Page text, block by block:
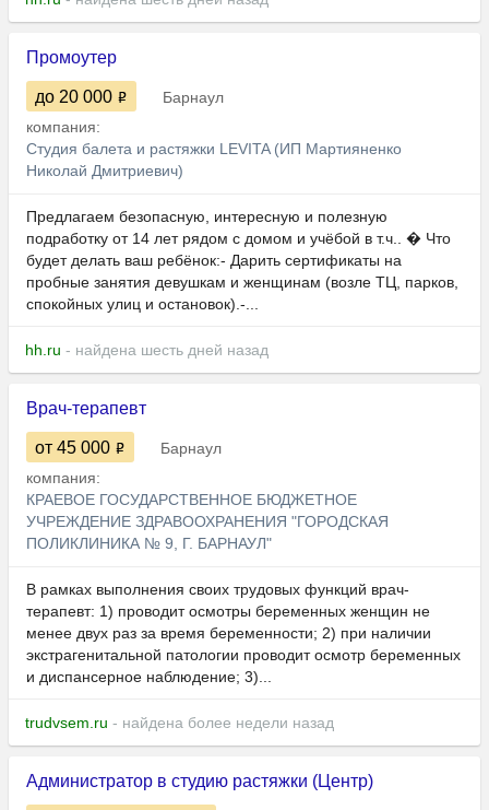
Промоутер
до 20 000
Барнаул
компания:
Студия балета и растяжки LEVITA (ИП Мартияненко
Николай Дмитриевич)
Предлагаем безопасную, интересную и полезную
подработку от 14 лет рядом с домом и учёбой в т.ч.. � Что
будет делать ваш ребёнок:- Дарить сертификаты на
пробные занятия девушкам и женщинам (возле ТЦ, парков,
спокойных улиц и остановок).-...
hh.ru - найдена шесть дней назад
Врач-терапевт
от 45 000
Барнаул
компания:
КРАЕВОЕ ГОСУДАРСТВЕННОЕ БЮДЖЕТНОЕ
УЧРЕЖДЕНИЕ ЗДРАВООХРАНЕНИЯ "ГОРОДСКАЯ
ПОЛИКЛИНИКА № 9, Г. БАРНАУЛ"
В рамках выполнения своих трудовых функций врач-
терапевт: 1) проводит осмотры беременных женщин не
менее двух раз за время беременности; 2) при наличии
экстрагенитальной патологии проводит осмотр беременных
и диспансерное наблюдение; 3)...
trudvsem.ru - найдена более недели назад
Администратор в студию растяжки (Центр)